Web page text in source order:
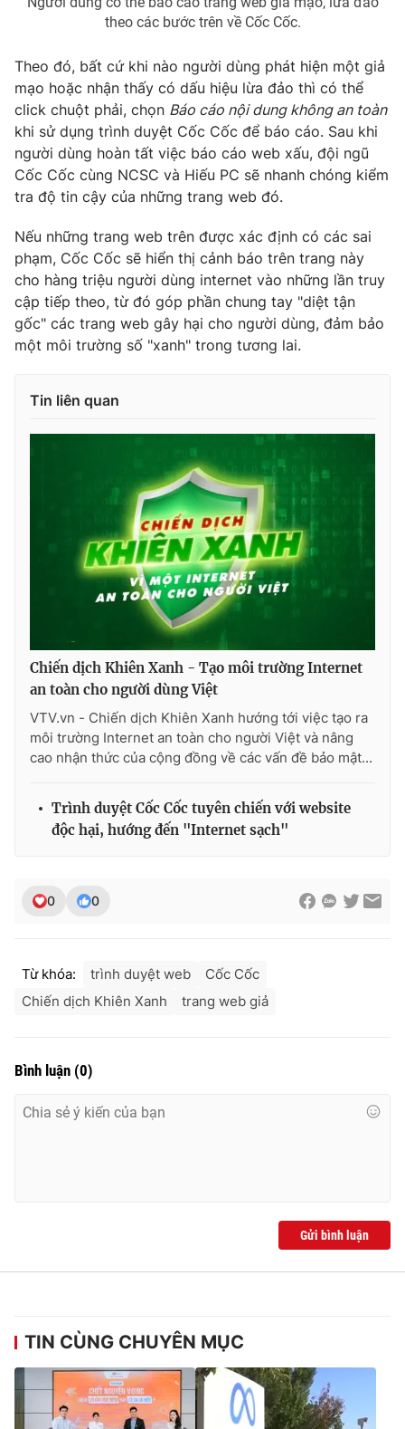
theo các bước trên về Cốc Cốc.
Theo đó, bất cứ khi nào người dùng phát hiện một giả
mạo hoặc nhận thấy có dấu hiệu lừa đảo thì có thể
click chuột phải, chọn Báo cáo nội dung không an toàn
khi sử dụng trình duyệt Cốc Cốc để báo cáo. Sau khi
người dùng hoàn tất việc báo cáo web xấu, đội ngũ
Cốc Cốc cùng NCSC và Hiếu PC sẽ nhanh chóng kiểm
tra độ tin cậy của những trang web đó.
Nếu những trang web trên được xác định có các sai
phạm, Cốc Cốc sẽ hiển thị cảnh báo trên trang này
cho hàng triệu người dùng internet vào những lần truy
cập tiếp theo, từ đó góp phần chung tay "diệt tận
gốc" các trang web gây hại cho người dùng, đảm bảo
một môi trường số "xanh" trong tương lai.
Tin liên quan
Chiến dịch Khiên Xanh - Tạo môi trường Internet
an toàn cho người dùng Việt
VTV.vn - Chiến dịch Khiên Xanh hướng tới việc tạo ra
môi trường Internet an toàn cho người Việt và nâng
cao nhận thức của cộng đồng về các vấn đề bảo mật...
Trình duyệt Cốc Cốc tuyên chiến với website
độc hại, hướng đến "Internet sạch"
0 0
Từ khóa: trình duyệt web
Cốc Cốc
Chiến dịch Khiên Xanh
trang web giả
Bình luận (0)
Gửi bình luận
TIN CÙNG CHUYÊN MỤC